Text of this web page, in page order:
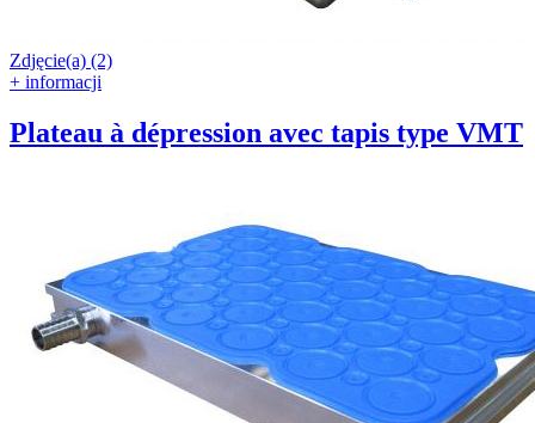
Zdjęcie(a) (2)
+ informacji
Plateau à dépression avec tapis type VMT